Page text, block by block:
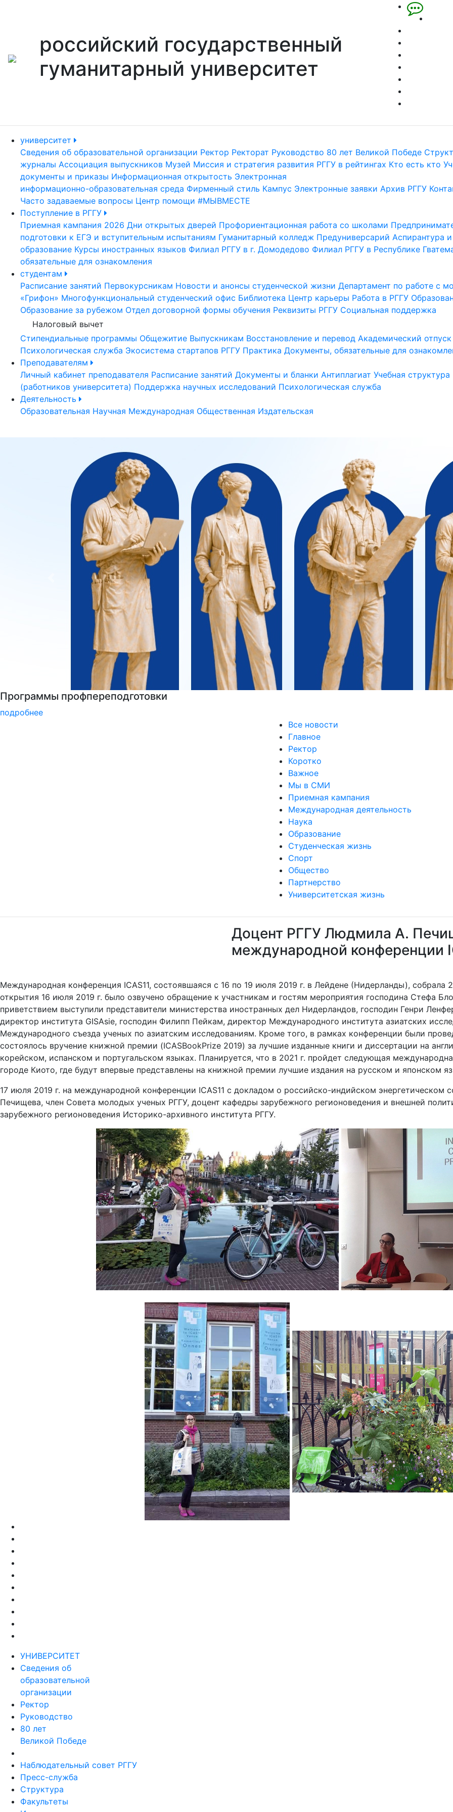
российский государственный
гуманитарный университет
университет
Сведения об образовательной организации Ректор Ректорат Руководство 80 лет Великой Победе
журналы Ассоциация выпускников Музей Миссия и стратегия развития РГГУ в рейтингах Кто есть кто
документы и приказы Информационная открытость Электронная
информационно-образовательная среда Фирменный стиль Кампус Электронные заявки Архив РГГУ
Часто задаваемые вопросы Центр помощи #МЫВМЕСТЕ
Поступление в РГГУ
Приемная кампания 2026 Дни открытых дверей Профориентационная работа со школами
подготовки к ЕГЭ и вступительным испытаниям Гуманитарный колледж Предуниверсарий Аспирантура
образование Курсы иностранных языков Филиал РГГУ в г. Домодедово Филиал РГГУ в Республике
обязательные для ознакомления
студентам
Расписание занятий Первокурсникам Новости и анонсы студенческой жизни Департамент по работе с
«Грифон» Многофункциональный студенческий офис Библиотека Центр карьеры Работа в РГГУ
Образование за рубежом Отдел договорной формы обучения Реквизиты РГГУ Социальная поддержка
Налоговый вычет
Стипендиальные программы Общежитие Выпускникам Восстановление и перевод Академический отпуск
Психологическая служба Экосистема стартапов РГГУ Практика Документы, обязательные для
Преподавателям
Личный кабинет преподавателя Расписание занятий Документы и бланки Антиплагиат Учебная структура
(работников университета) Поддержка научных исследований Психологическая служба
Деятельность
Образовательная Научная Международная Общественная Издательская
Национальные проекты России
подробнее
Все новости
Главное
Ректор
Коротко
Важное
Мы в СМИ
Приемная кампания
Международная деятельность
Наука
Образование
Студенческая жизнь
Спорт
Общество
Партнерство
Университетская жизнь
Доцент РГГУ Людмила А.
международной конференции
Международная конференция ICAS11, состоявшаяся с 16 по 19 июля 2019 г. в Лейдене (Нидерланды),
открытия 16 июля 2019 г. было озвучено обращение к участникам и гостям мероприятия господина Стефа
приветствием выступили представители министерства иностранных дел Нидерландов, господин Генри
директор института GISAsie, господин Филипп Пейкам, директор Международного института азиатских
Международного съезда ученых по азиатским исследованиям. Кроме того, в рамках конференции были
состоялось вручение книжной премии (ICASBookPrize 2019) за лучшие изданные книги и диссертации на
корейском, испанском и португальском языках. Планируется, что в 2021 г. пройдет следующая
городе Киото, где будут впервые представлены на книжной премии лучшие издания на русском и японском
17 июля 2019 г. на международной конференции ICAS11 с докладом о российско-индийском энергетическом
Печищева, член Совета молодых ученых РГГУ, доцент кафедры зарубежного регионоведения и внешней
зарубежного регионоведения Историко-архивного института РГГУ.
УНИВЕРСИТЕТ
Сведения об
образовательной
организации
Ректор
Руководство
80 лет
Великой Победе
Наблюдательный совет РГГУ
Пресс-служба
Структура
Факультеты